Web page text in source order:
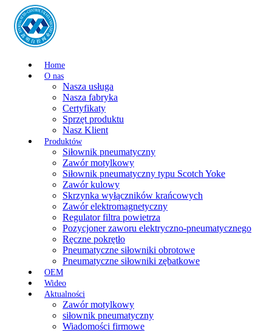
Home
O nas
Nasza usługa
Nasza fabryka
Certyfikaty
Sprzęt produktu
Nasz Klient
Produktów
Siłownik pneumatyczny
Zawór motylkowy
Siłownik pneumatyczny typu Scotch Yoke
Zawór kulowy
Skrzynka wyłączników krańcowych
Zawór elektromagnetyczny
Regulator filtra powietrza
Pozycjoner zaworu elektryczno-pneumatycznego
Ręczne pokrętło
Pneumatyczne siłowniki obrotowe
Pneumatyczne siłowniki zębatkowe
OEM
Wideo
Aktualności
Zawór motylkowy
siłownik pneumatyczny
Wiadomości firmowe